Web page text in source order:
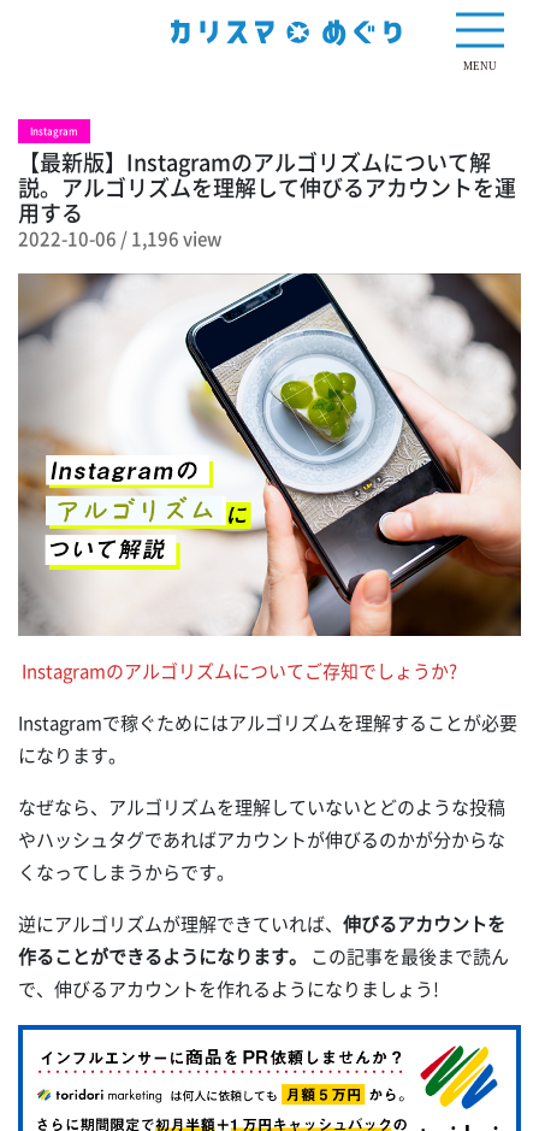
MENU
Instagram
【最新版】Instagramのアルゴリズムについて解
説。アルゴリズムを理解して伸びるアカウントを運
用する
2022-10-06 /1,196 view
Instagramのアルゴリズムについてご存知でしょうか?
Instagramで稼ぐためにはアルゴリズムを理解することが必要
になります。
なぜなら、アルゴリズムを理解していないとどのような投稿
やハッシュタグであればアカウントが伸びるのかが分からな
くなってしまうからです。
逆にアルゴリズムが理解できていれば、 伸びるアカウントを
作ることができるようになります。
この記事を最後まで読ん
で、伸びるアカウントを作れるようになりましょう!